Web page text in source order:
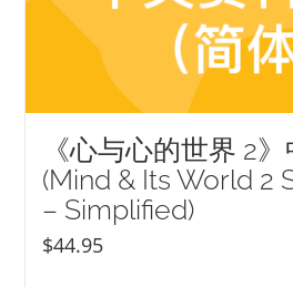
《心与心的世界 2
(Mind & Its World 2
– Simplified)
$44.95